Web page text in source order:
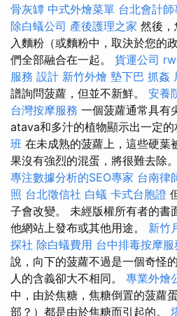
骨灰罈 中式外燴菜單 台北會計
除白蟻公司 產後護理之家 然後，
入麵粉（或麵粉中，取決於您的
們全部融合在一起。 貨運公司
服務 設計 新竹外燴 墊下巴 抓姦
譜詢問菠蘿，但並不新鮮。 安養
台灣按摩服務 一個菠蘿通常具有
atava和多汁的植物顯示出一定的
班 在未成熟的菠蘿上，這些硬葉
果沒有強烈的混蛋，將很難去除。
專注數據分析的SEO專家 台南律
照 台北徵信社 白蟻 卡式台胞證
子會改變。 未經版權所有者的書
他網站上發布或其他用途。 新竹
探社 除白蟻費用 台中排毒按摩服
說，向下的菠蘿不過是一個奇怪
人的含義卻大不相同。 專業外燴
中，由於焦糖，焦糖倒置的菠蘿
部？）都是由於焦糖而引起的。